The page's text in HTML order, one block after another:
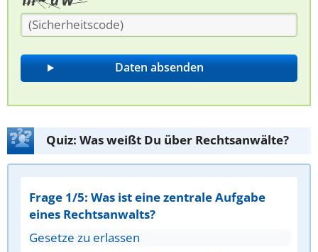
Quiz: Was weißt Du über Rechtsanwälte?
Frage 1/5: Was ist eine zentrale Aufgabe
eines Rechtsanwalts?
Gesetze zu erlassen